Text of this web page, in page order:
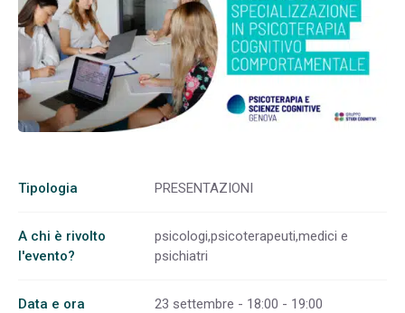
Tipologia PRESENTAZIONI
A chi è rivolto
l'evento?
psicologi,psicoterapeuti,medici e
psichiatri
Data e ora 23 settembre - 18:00 - 19:00